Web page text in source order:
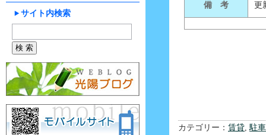
サイト内検索
備 考 更
カテゴリー： 賃貸,駐